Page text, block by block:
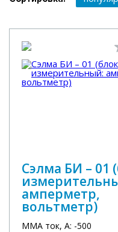
Сэлма БИ – 01
амперметр,
вольтметр)
MMA ток, А: -500